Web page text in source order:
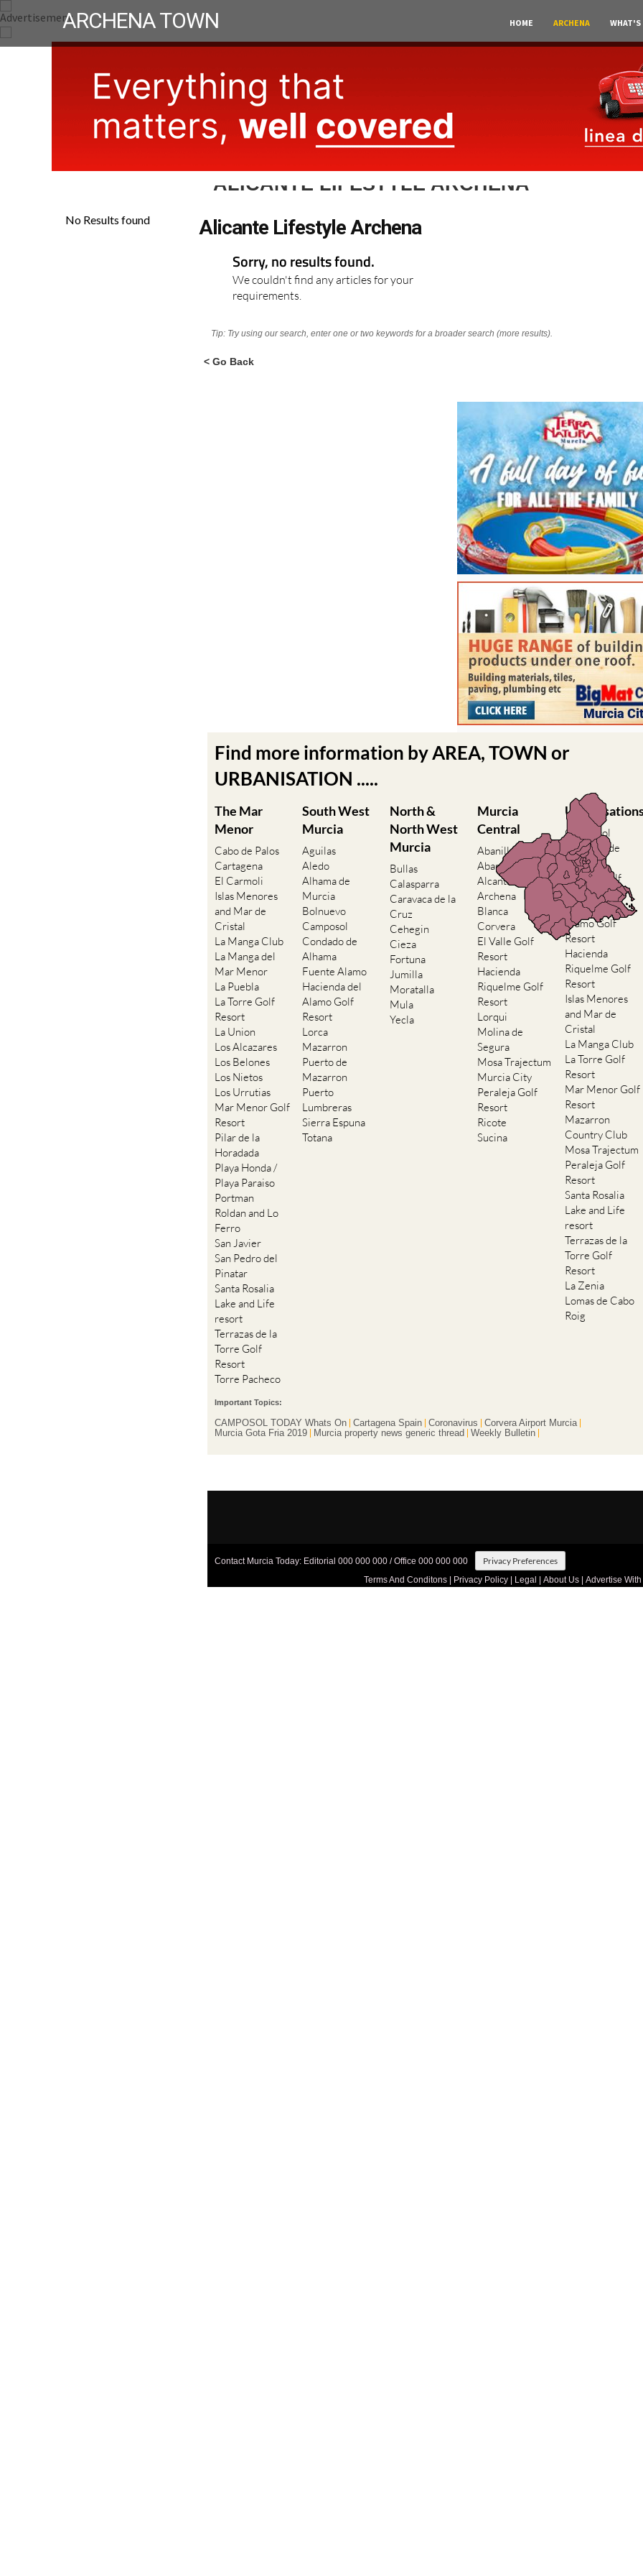
ARCHENA TOWN HOME ARCHENA WHAT'S
ALICANTE LIFESTYLE ARCHENA
Alicante Lifestyle Archena
Sorry, no results found.
We couldn't find any articles for your
requirements.
Tip: Try using our search, enter one or two keywords for a broader search (more results).
< Go Back
Find more information by AREA, TOWN or
URBANISATION .....
The Mar
Menor
Cabo de Palos
Cartagena
El Carmoli
Islas Menores
and Mar de
Cristal
La Manga Club
La Manga del
Mar Menor
La Puebla
La Torre Golf
Resort
La Union
Los Alcazares
Los Belones
Los Nietos
Los Urrutias
Mar Menor Golf
Resort
Pilar de la
Horadada
Playa Honda /
Playa Paraiso
Portman
Roldan and Lo
Ferro
San Javier
San Pedro del
Pinatar
Santa Rosalia
Lake and Life
resort
Terrazas de la
Torre Golf
Resort
Torre Pacheco
South West
Murcia
Aguilas
Aledo
Alhama de
Murcia
Bolnuevo
Camposol
Condado de
Alhama
Fuente Alamo
Hacienda del
Alamo Golf
Resort
Lorca
Mazarron
Puerto de
Mazarron
Puerto
Lumbreras
Sierra Espuna
Totana
North &
North West
Murcia
Bullas
Calasparra
Caravaca de la
Cruz
Cehegin
Cieza
Fortuna
Jumilla
Moratalla
Mula
Yecla
Murcia
Central
Abanilla
Abaran
Alcantarilla
Archena
Blanca
Corvera
El Valle Golf
Resort
Hacienda
Riquelme Golf
Resort
Lorqui
Molina de
Segura
Mosa Trajectum
Murcia City
Peraleja Golf
Resort
Ricote
Sucina
Camposol
Condado de
Alhama
El Valle Golf
Resort
Hacienda del
Alamo Golf
Resort
Hacienda
Riquelme Golf
Resort
Islas Menores
and Mar de
Cristal
La Manga Club
La Torre Golf
Resort
Mar Menor Golf
Resort
Mazarron
Country Club
Mosa Trajectum
Peraleja Golf
Resort
Santa Rosalia
Lake and Life
resort
Terrazas de la
Torre Golf
Resort
La Zenia
Lomas de Cabo
Roig
Important Topics:
CAMPOSOL TODAY Whats On Cartagena Spain Coronavirus
Corvera Airport Murcia
Murcia Gota Fria 2019
Murcia property news generic thread Weekly Bulletin
Contact Murcia Today: Editorial 000 000 000 / Office 000 000 000 Privacy Preferences
Terms And Conditons| Privacy Policy| Legal About Us| Advertise